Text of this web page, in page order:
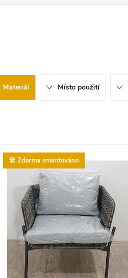
Materiál Místo použití
🛠️ Zdarma smontováno